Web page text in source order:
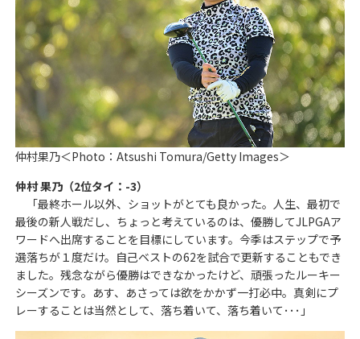
仲村果乃＜Photo：Atsushi Tomura/Getty Images＞
仲村 果乃（2位タイ：-3）
「最終ホール以外、ショットがとても良かった。人生、最初で
最後の新人戦だし、ちょっと考えているのは、優勝してJLPGAア
ワードへ出席することを目標にしています。今季はステップで予
選落ちが１度だけ。自己ベストの62を試合で更新することもでき
ました。残念ながら優勝はできなかったけど、頑張ったルーキー
シーズンです。あす、あさっては欲をかかず一打必中。真剣にプ
レーすることは当然として、落ち着いて、落ち着いて･･･」